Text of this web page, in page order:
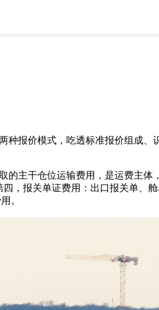
报价模式，吃透标准报价组成、
主干仓位运输费用，是运费主体
，报关单证费用：出口报关单、
。